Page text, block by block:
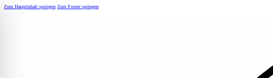
Zum Hauptinhalt springen Zum Footer springen